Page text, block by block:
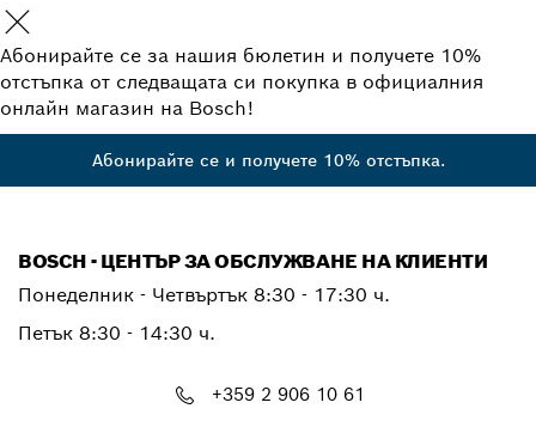
Абонирайте се за нашия бюлетин и получете 10%
отстъпка от следващата си покупка в официалния
онлайн магазин на Bosch!
Абонирайте се и получете 10% отстъпка.
BOSCH - ЦЕНТЪР ЗА ОБСЛУЖВАНЕ НА КЛИЕНТИ
Понеделник - Четвъртък 8:30 - 17:30 ч.
Петък 8:30 - 14:30 ч.
+359 2 906 10 61